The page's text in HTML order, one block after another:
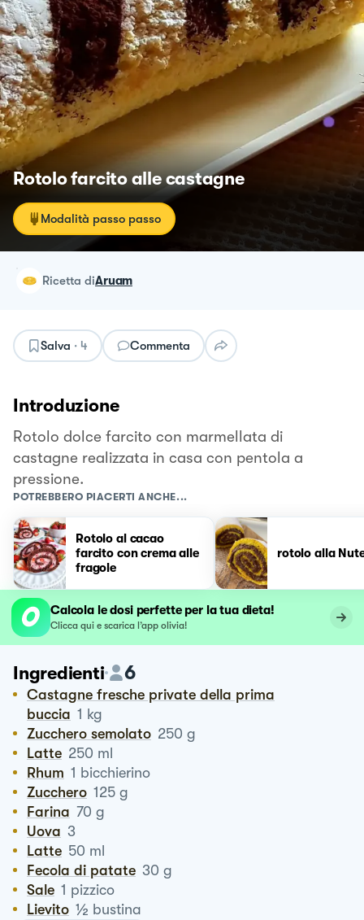
Rotolo farcito alle castagne
Modalità passo passo
ricetta diAruam
Salva · 4 Commenta
Introduzione
Rotolo dolce farcito con marmellata di
castagne realizzata in casa con pentola a
pressione.
POTREBBERO PIACERTI ANCHE...
Rotolo al cacao
farcito con crema alle
fragole
rotolo alla
Calcola le dosi perfette per la tua dieta!
Clicca qui e scarica l’app olivia!
Ingredienti 6
Castagne fresche private della prima
buccia 1 kg
Zucchero semolato 250 g
Latte 250 ml
Rhum 1 bicchierino
Zucchero 125 g
Farina 70 g
Uova 3
Latte 50 ml
Fecola di patate 30 g
Sale 1 pizzico
Lievito ½ bustina